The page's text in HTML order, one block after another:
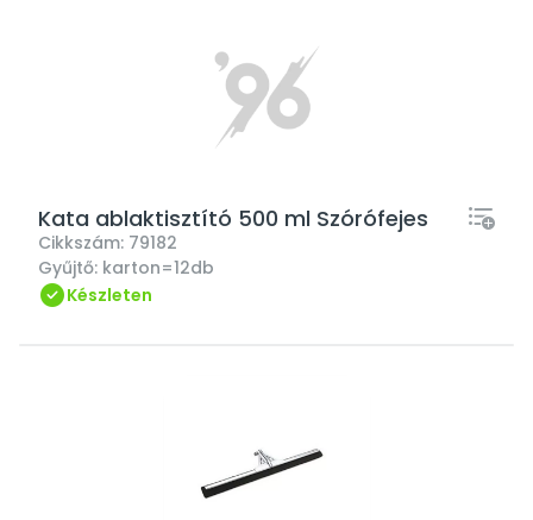
Kata ablaktisztító 500 ml Szórófejes
Cikkszám: 79182
Gyűjtő: karton=12db
Készleten